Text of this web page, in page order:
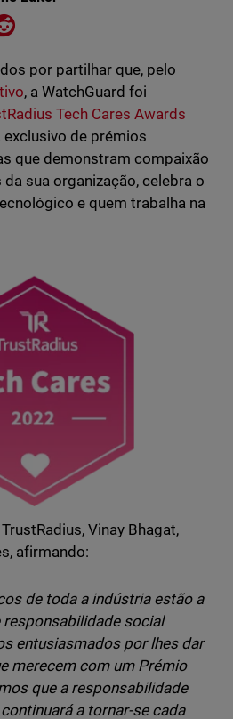
on X
Share on Reddit
por partilhar que, pelo
, a WatchGuard foi
Tech Cares Awards
de prémios
que demonstram compaixão
sua organização, celebra o
e quem trabalha na
Vinay Bhagat,
afirmando:
de toda a indústria estão a
social
entusiasmados por lhes dar
merecem com um Prémio
que a responsabilidade
a tornar-se cada